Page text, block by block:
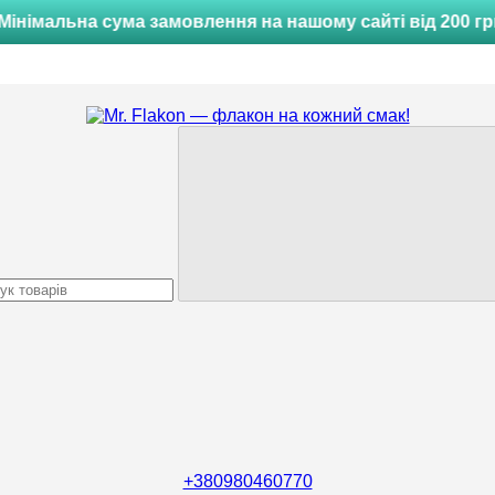
Мінімальна сума замовлення на нашому сайті від 200
+380980460770